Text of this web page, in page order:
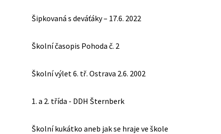
Šipkovaná s deváťáky – 17.6. 2022
Školní časopis Pohoda č. 2
Školní výlet 6. tř. Ostrava 2.6. 2002
1. a 2. třída - DDH Šternberk
Školní kukátko aneb jak se hraje ve škole